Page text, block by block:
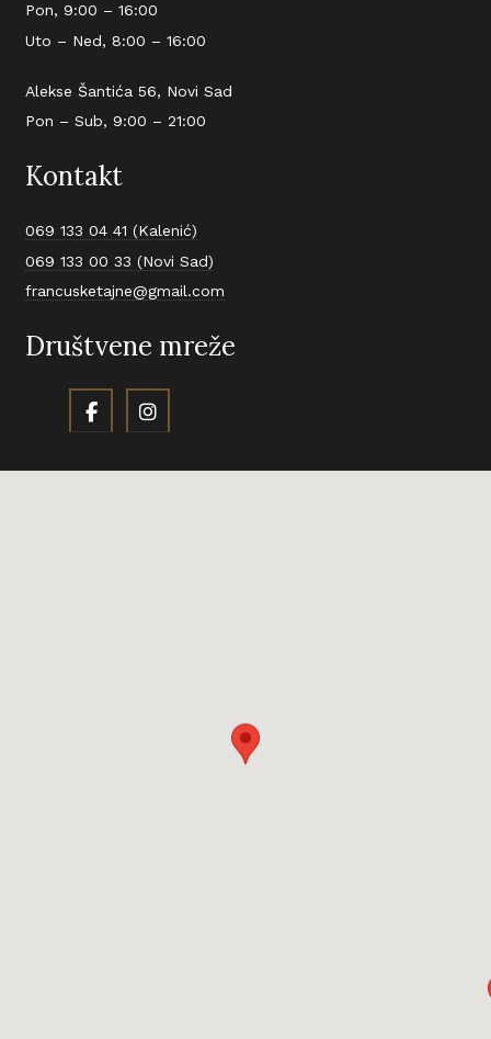
Pon, 9:00 – 16:00
Uto – Ned, 8:00 – 16:00
Alekse Šantića 56, Novi Sad
Pon – Sub, 9:00 – 21:00
Kontakt
069 133 04 41 (Kalenić)
069 133 00 33 (Novi Sad)
francusketajne@gmail.com
Društvene mreže